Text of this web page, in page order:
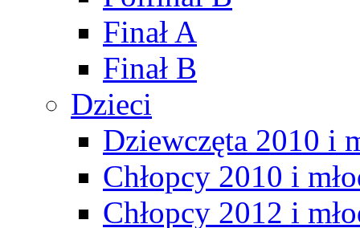
Finał A
Finał B
Dzieci
Dziewczęta 2010 i
Chłopcy 2010 i
Chłopcy 2012 i